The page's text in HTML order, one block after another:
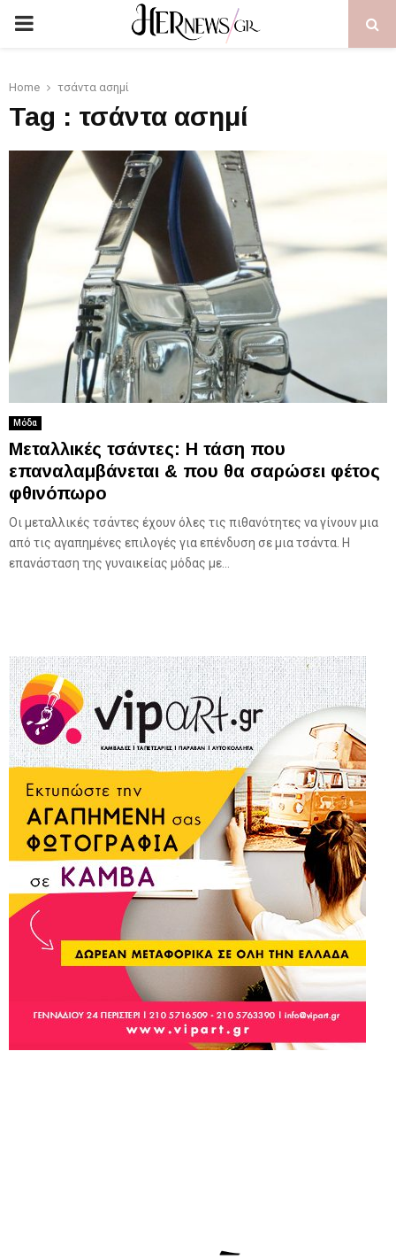
PRIMARY
Home τσάντα ασημί
Tag : τσάντα ασημί
Μόδα
Μεταλλικές τσάντες: H τάση που
επαναλαμβάνεται & που θα σαρώσει φέτος
φθινόπωρο
Οι μεταλλικές τσάντες έχουν όλες τις πιθανότητες να γίνουν μια
από τις αγαπημένες επιλογές για επένδυση σε μια τσάντα. Η
επανάσταση της γυναικείας μόδας με...